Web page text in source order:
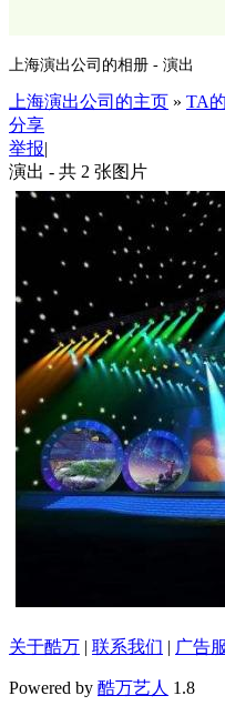
上海演出公司的相册 - 演出
上海演出公司的主页 » TA
分享
举报|
演出 - 共 2 张图片
关于酷万 | 联系我们 | 广告
Powered by 酷万艺人 1.8